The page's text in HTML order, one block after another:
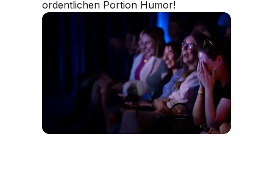
ordentlichen Portion Humor!